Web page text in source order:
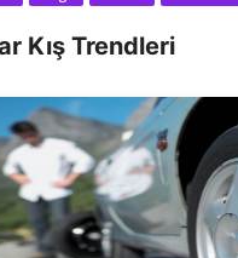
Kış Trendleri